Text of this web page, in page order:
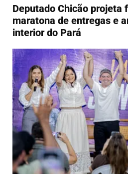
Deputado Chicão projeta
maratona de entregas e
interior do Pará